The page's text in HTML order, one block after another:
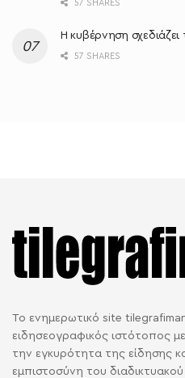
57 SHARES
Η κυβέρνηση
57 SHARES
Το ενημερωτικό site
ειδησεογραφικός ιστότοπος
την εγκυρότητα της είδησης
εμπιστοσύνη του